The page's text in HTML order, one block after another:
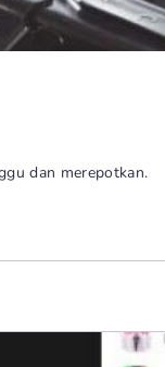
dan merepotkan.